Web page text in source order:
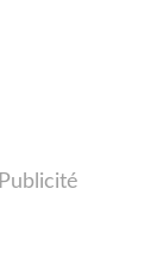
Publicité